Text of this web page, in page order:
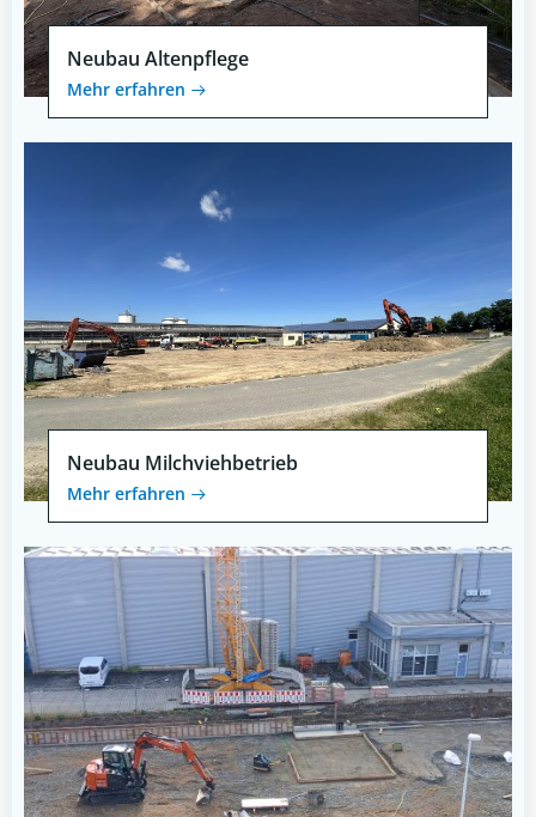
Neubau Altenpflege
Mehr erfahren
Neubau Milchviehbetrieb
Mehr erfahren